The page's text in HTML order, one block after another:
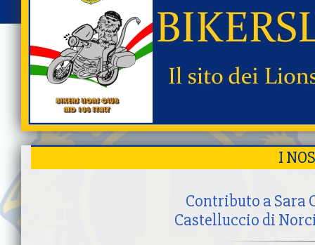
I
Contributo a Sara
Castelluccio di